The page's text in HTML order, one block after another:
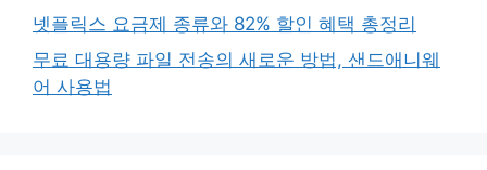
넷플릭스 요금제 종류와 82% 할인 혜택 총정리
무료 대용량 파일 전송의 새로운 방법, 샌드애니웨
어 사용법